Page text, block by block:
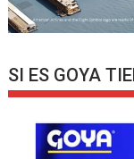
SI ES GOYA